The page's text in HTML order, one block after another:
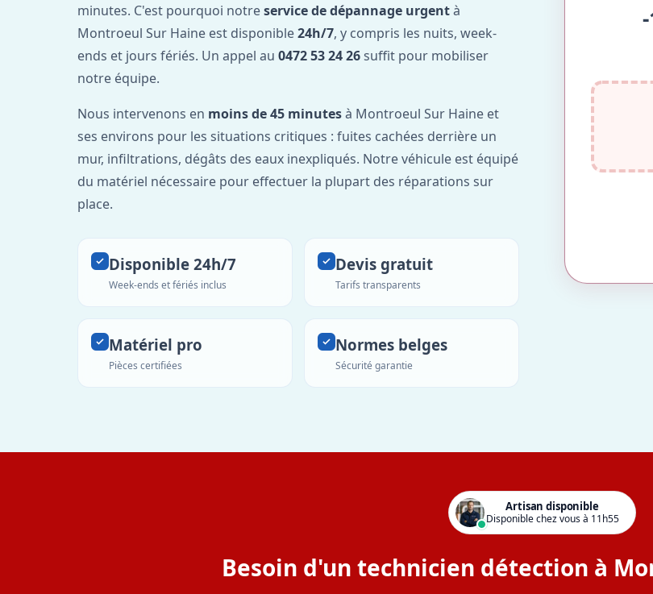
minutes. C'est pourquoi notreservice de dépannage urgentà
Montroeul Sur Haine est disponible24h/7, y compris les nuits, week-
ends et jours fériés. Un appel au 0472 53 24 26suffit pour mobiliser
notre équipe.
Nous intervenons en moins de 45 minutesà Montroeul Sur Haine et
ses environs pour les situations critiques : fuites cachées derrière un
mur, infiltrations, dégâts des eaux inexpliqués. Notre véhicule est équipé
du matériel nécessaire pour effectuer la plupart des réparations sur
place.
Disponible 24h/7
Week-ends et fériés inclus
Devis gratuit
Tarifs transparents
Matériel pro
Pièces certifiées
Normes belges
Sécurité garantie
Artisan disponible
Disponible chez vous à 11h55
Besoin d'un technicien détection à